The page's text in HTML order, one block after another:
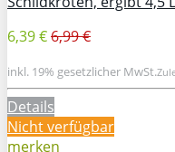
6,39 €6,99 €
inkl. 19% gesetzlicher MwSt.
Details
Nicht verfügbar
merken